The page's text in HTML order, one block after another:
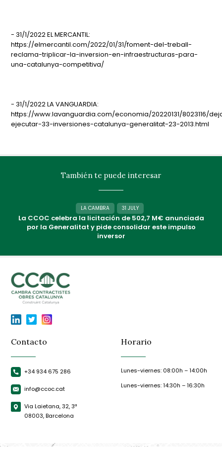
- 31/1/2022 EL MERCANTIL:
https://elmercantil.com/2022/01/31/foment-del-treball-
reclama-triplicar-la-inversion-en-infraestructuras-para-
una-catalunya-competitiva/
- 31/1/2022 LA VANGUARDIA:
https://www.lavanguardia.com/economia/20220131/8023116/
ejecutar-33-inversiones-catalunya-generalitat-23-2013.html
También te puede interesar
LA CAMBRA 31 JULY
La CCOC celebra la licitación de 502,7 M€ anunciada
por la Generalitat y pide consolidar este impulso
inversor
Contacto
+34 934 675 286
info@ccoc.cat
Via Laietana, 32, 3ª
08003, Barcelona
Horario
Lunes-viernes: 08:00h – 14:00h
Lunes-viernes: 14:30h – 16:30h